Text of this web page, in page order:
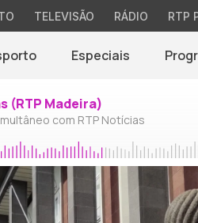
TELEVISÃO RÁDIO RTP
Especiais
(RTP Madeira)
com RTP Notícias